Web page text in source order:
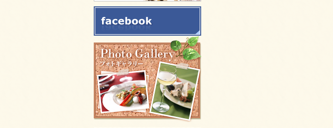
フルーツバスケット【要3日前予約】をご注文
イタリアンサンドバスケット 【要3日前予
2025/09/29
カリブ風スパイシージャークチキンをご注文
いただきました。
2025/09/29
ソーセージアソートをご注文いただきまし
た。
2025/09/29
生ハムとチーズのオードブルをご注文いただ